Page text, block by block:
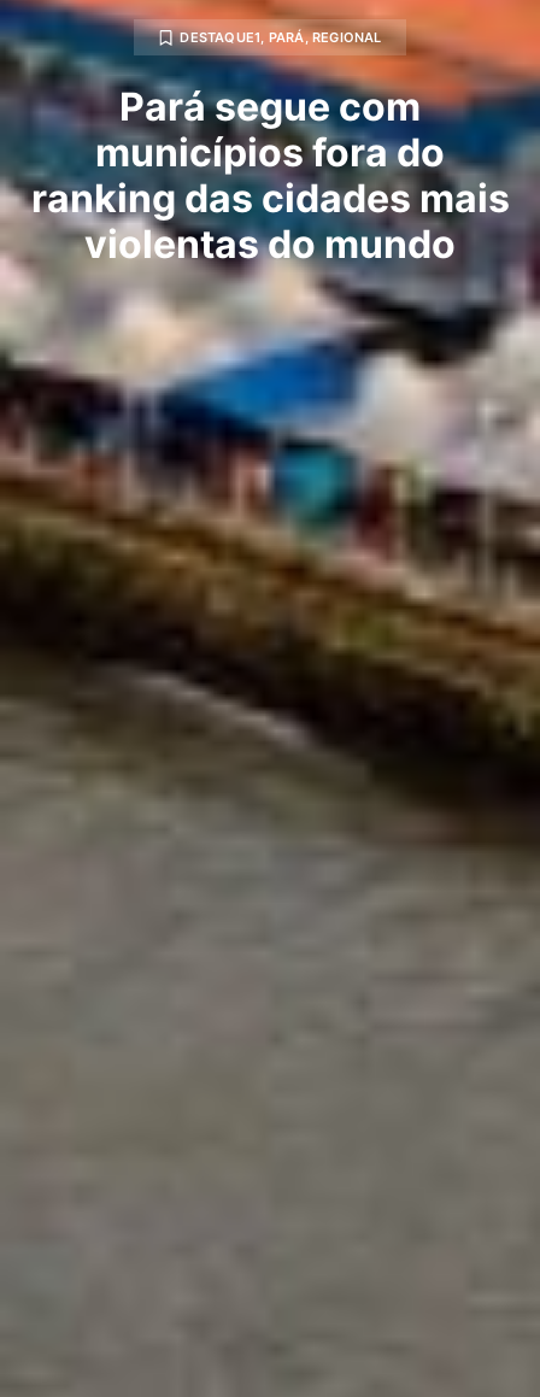
DESTAQUE1, PARÁ,REGIONAL
Pará segue com
municípios fora do
ranking das cidades mais
violentas do mundo